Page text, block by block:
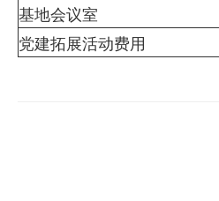
基地会议室
党建拓展活动费用